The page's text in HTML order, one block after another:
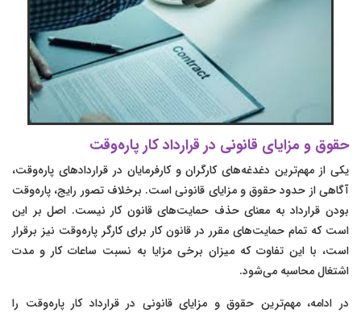
حقوق و مزایای قانونی در قرارداد کار پاره‌وقت
یکی از مهم‌ترین دغدغه‌های کارگران و کارفرمایان در قراردادهای پاره‌وقت،
آگاهی از حدود حقوق و مزایای قانونی است. برخلاف تصور رایج، پاره‌وقت
بودن قرارداد به معنای حذف حمایت‌های قانون کار نیست. اصل بر این
است که تمام حمایت‌های مقرر در قانون کار برای کارگر پاره‌وقت نیز برقرار
است، با این تفاوت که میزان برخی مزایا به نسبت ساعات کار و مدت
اشتغال محاسبه می‌شود.
در ادامه، مهم‌ترین حقوق و مزایای قانونی در قرارداد کار پاره‌وقت را